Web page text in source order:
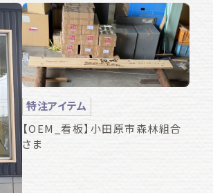
特注アイテム
【OEM_看板】小田原市森林組合
さま